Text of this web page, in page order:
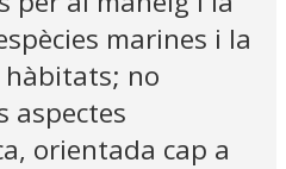
marines i la
hàbitats; no
aspectes
orientada cap a